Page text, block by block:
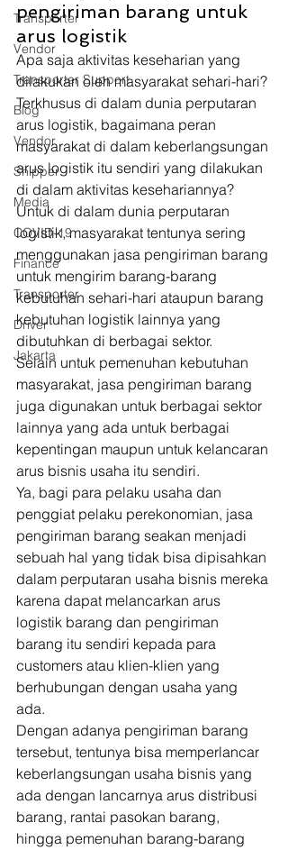
Transporter
Vendor
Transporter Support
Blog
Vendor
Shipper
Media
COVID-19
Finance
Transporter
Driver
Jakarta
pengiriman barang untuk
arus logistik
Apa saja aktivitas keseharian yang
dilakukan oleh masyarakat sehari-hari?
Terkhusus di dalam dunia perputaran
arus logistik, bagaimana peran
masyarakat di dalam keberlangsungan
arus logistik itu sendiri yang dilakukan
di dalam aktivitas kesehariannya?
Untuk di dalam dunia perputaran
logistik, masyarakat tentunya sering
menggunakan jasa pengiriman barang
untuk mengirim barang-barang
kebutuhan sehari-hari ataupun barang
kebutuhan logistik lainnya yang
dibutuhkan di berbagai sektor.
Selain untuk pemenuhan kebutuhan
masyarakat, jasa pengiriman barang
juga digunakan untuk berbagai sektor
lainnya yang ada untuk berbagai
kepentingan maupun untuk kelancaran
arus bisnis usaha itu sendiri.
Ya, bagi para pelaku usaha dan
penggiat pelaku perekonomian, jasa
pengiriman barang seakan menjadi
sebuah hal yang tidak bisa dipisahkan
dalam perputaran usaha bisnis mereka
karena dapat melancarkan arus
logistik barang dan pengiriman
barang itu sendiri kepada para
customers atau klien-klien yang
berhubungan dengan usaha yang
ada.
Dengan adanya pengiriman barang
tersebut, tentunya bisa memperlancar
keberlangsungan usaha bisnis yang
ada dengan lancarnya arus distribusi
barang, rantai pasokan barang,
hingga pemenuhan barang-barang